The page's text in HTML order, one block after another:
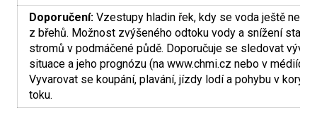
Doporučení: Vzestupy hladin řek, kdy se voda ještě
z břehů. Možnost zvýšeného odtoku vody a snížení
stromů v podmáčené půdě. Doporučuje se sledovat vývoj
situace a jeho prognózu (na www.chmi.cz nebo v médiích).
Vyvarovat se koupání, plavání, jízdy lodí a pohybu v korytě
toku.